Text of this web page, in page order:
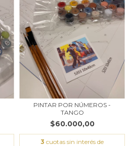
PINTAR POR NÚMEROS -
TANGO
$60.000,00
3 cuotas sin interés de